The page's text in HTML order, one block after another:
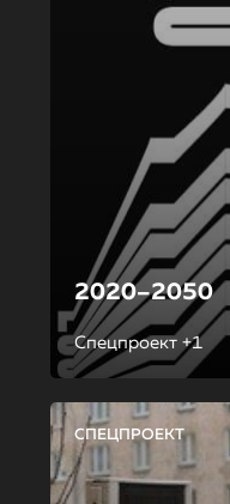
2020–2050
Спецпроект +1
СПЕЦПРОЕКТ